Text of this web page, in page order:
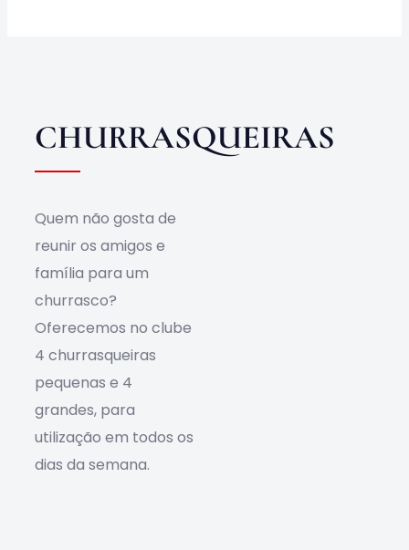
CHURRASQUEIRAS
Quem não gosta de
reunir os amigos e
família para um
churrasco?
Oferecemos no clube
4 churrasqueiras
pequenas e 4
grandes, para
utilização em todos os
dias da semana.